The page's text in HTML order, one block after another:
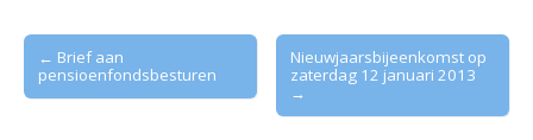
Post
navigation
← Brief aan
pensioenfondsbesturen
Nieuwjaarsbijeenkomst op
zaterdag 12 januari 2013
→